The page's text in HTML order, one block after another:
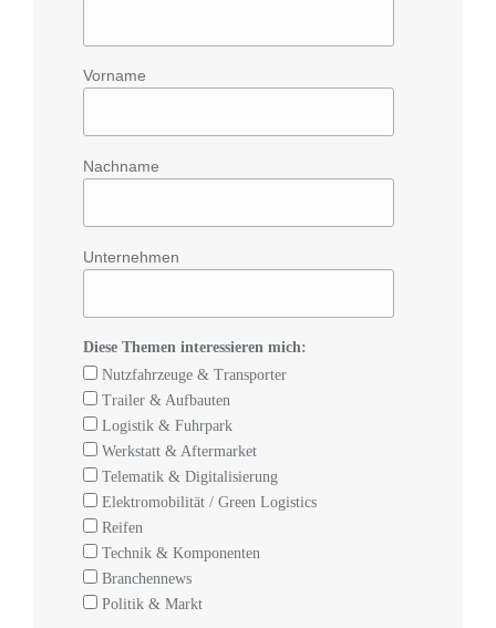
Vorname
Nachname
Unternehmen
Diese Themen interessieren mich:
Nutzfahrzeuge & Transporter
Trailer & Aufbauten
Logistik & Fuhrpark
Werkstatt & Aftermarket
Telematik & Digitalisierung
Elektromobilität / Green Logistics
Reifen
Technik & Komponenten
Branchennews
Politik & Markt